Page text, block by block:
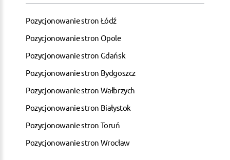
Pozycjonowanie stron Łódź
Pozycjonowanie stron Opole
Pozycjonowanie stron Gdańsk
Pozycjonowanie stron Bydgoszcz
Pozycjonowanie stron Wałbrzych
Pozycjonowanie stron Białystok
Pozycjonowanie stron Toruń
Pozycjonowanie stron Wrocław